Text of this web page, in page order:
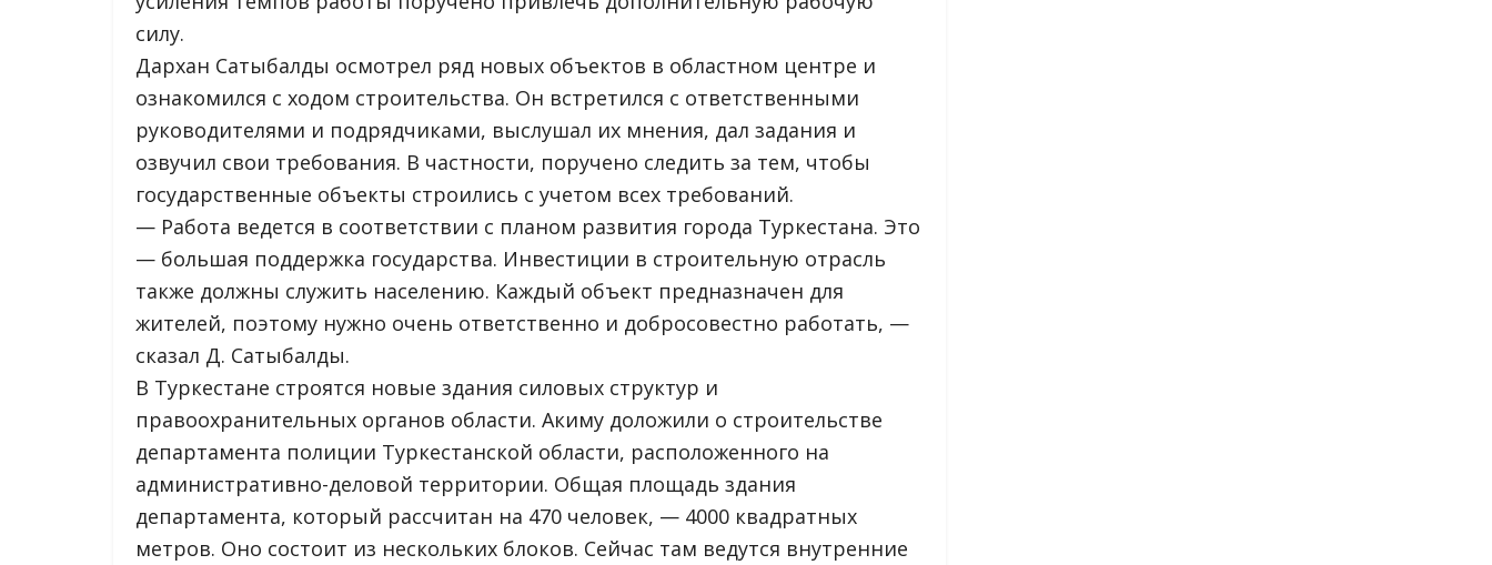
силу.
Дархан Сатыбалды осмотрел ряд новых объектов в областном центре и
ознакомился с ходом строительства. Он встретился с ответственными
руководителями и подрядчиками, выслушал их мнения, дал задания и
озвучил свои требования. В частности, поручено следить за тем, чтобы
государственные объекты строились с учетом всех требований.
— Работа ведется в соответствии с планом развития города Туркестана. Это
— большая поддержка государства. Инвестиции в строительную отрасль
также должны служить населению. Каждый объект предназначен для
жителей, поэтому нужно очень ответственно и добросовестно работать, —
сказал Д. Сатыбалды.
В Туркестане строятся новые здания силовых структур и
правоохранительных органов области. Акиму доложили о строительстве
департамента полиции Туркестанской области, расположенного на
административно-деловой территории. Общая площадь здания
департамента, который рассчитан на 470 человек, — 4000 квадратных
метров. Оно состоит из нескольких блоков. Сейчас там ведутся внутренние